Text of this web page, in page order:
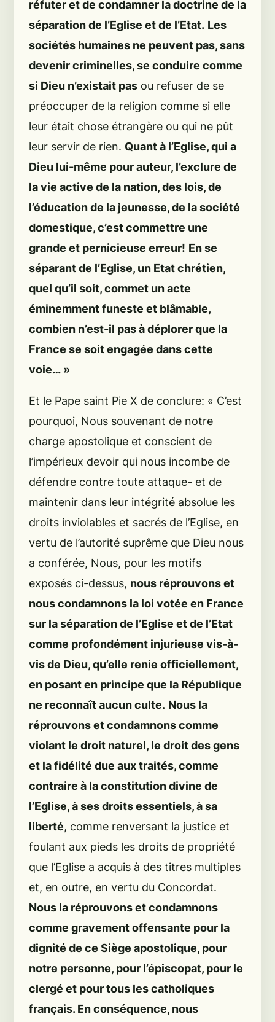
réfuter et de condamner la doctrine de la
séparation de l’Eglise et de l’Etat. Les
sociétés humaines ne peuvent pas, sans
devenir criminelles, se conduire comme
si Dieu n’existait pas ou refuser de se
préoccuper de la religion comme si elle
leur était chose étrangère ou qui ne pût
leur servir de rien. Quant à l’Eglise, qui a
Dieu lui-même pour auteur, l’exclure de
la vie active de la nation, des lois, de
l’éducation de la jeunesse, de la société
domestique, c’est commettre une
grande et pernicieuse erreur! En se
séparant de l’Eglise, un Etat chrétien,
quel qu’il soit, commet un acte
éminemment funeste et blâmable,
combien n’est-il pas à déplorer que la
France se soit engagée dans cette
voie… »
Et le Pape saint Pie X de conclure: « C’est
pourquoi, Nous souvenant de notre
charge apostolique et conscient de
l’impérieux devoir qui nous incombe de
défendre contre toute attaque- et de
maintenir dans leur intégrité absolue les
droits inviolables et sacrés de l’Eglise, en
vertu de l’autorité suprême que Dieu nous
a conférée, Nous, pour les motifs
exposés ci-dessus, nous réprouvons et
nous condamnons la loi votée en France
sur la séparation de l’Eglise et de l’Etat
comme profondément injurieuse vis-à-
vis de Dieu, qu’elle renie officiellement,
en posant en principe que la République
ne reconnaît aucun culte. Nous la
réprouvons et condamnons comme
violant le droit naturel, le droit des gens
et la fidélité due aux traités, comme
contraire à la constitution divine de
l’Eglise, à ses droits essentiels, à sa
liberté, comme renversant la justice et
foulant aux pieds les droits de propriété
que l’Eglise a acquis à des titres multiples
et, en outre, en vertu du Concordat.
Nous la réprouvons et condamnons
comme gravement offensante pour la
dignité de ce Siège apostolique, pour
notre personne, pour l’épiscopat, pour le
clergé et pour tous les catholiques
français. En conséquence, nous